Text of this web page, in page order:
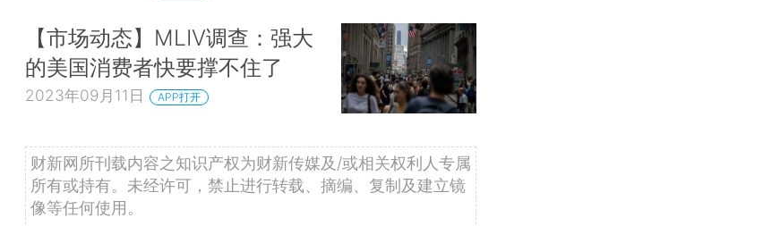
【市场动态】MLIV调查：强大
的美国消费者快要撑不住了
2023年09月11日 APP打开
财新网所刊载内容之知识产权为财新传媒及/或相关权利人专属
所有或持有。未经许可，禁止进行转载、摘编、复制及建立镜
像等任何使用。